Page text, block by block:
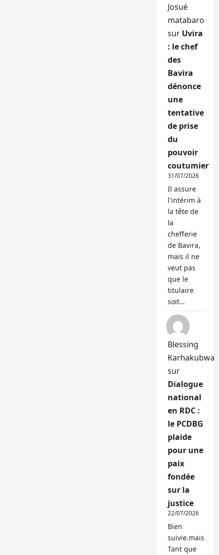
Josué
matabaro
sur Uvira
: le chef
des
Bavira
dénonce
une
tentative
de prise
du
pouvoir
coutumier
31/07/2026
Il assure
l'intérim à
la tête de
la
chefferie
de Bavira,
mais il ne
veut pas
que le
titulaire
soit…
Blessing
Karhakubwa
sur
Dialogue
national
en RDC :
le PCDBG
plaide
pour une
paix
fondée
sur la
justice
22/07/2026
Bien
suivie.mais
Tant que